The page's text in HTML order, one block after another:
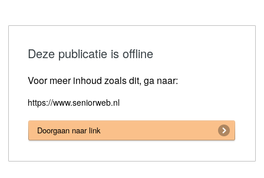
Deze publicatie is offline
Voor meer inhoud zoals dit, ga naar:
https://www.seniorweb.nl
Doorgaan naar link